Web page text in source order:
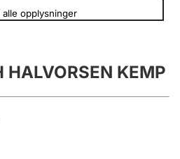
alle opplysninger
HALVORSEN KEMP